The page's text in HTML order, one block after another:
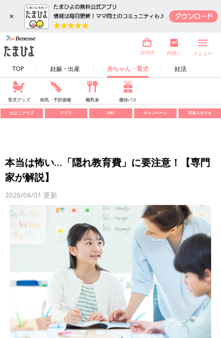
×
TOP 妊娠・出産 赤ちゃん・育児 妊活
SHOP 内祝い メニュー
育児グッズ 病気・予防接種 離乳食 優待パス
ひよこクラブ アプリ SNS キャンペーン 写真スタジオ
本当は怖い…「隠れ教育費」に要注意！【専門
家が解説】
2026/06/01 更新